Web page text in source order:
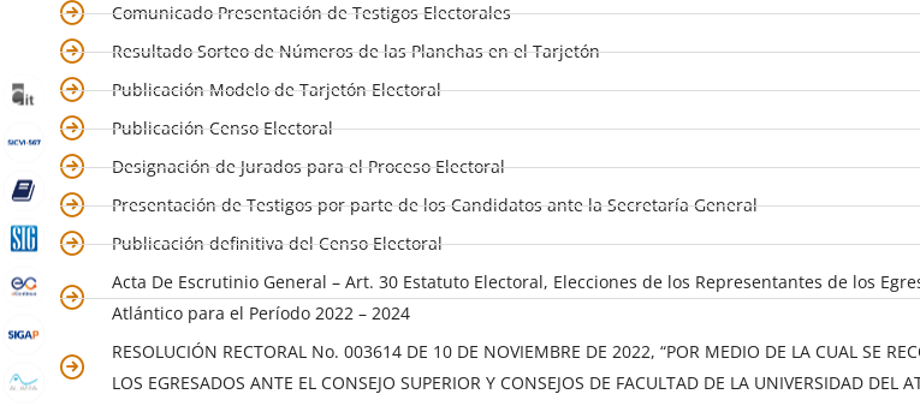
Comunicado Presentación de Testigos Electorales
Resultado Sorteo de Números de las Planchas en el Tarjetón
Publicación Modelo de Tarjetón Electoral
Publicación Censo Electoral
Designación de Jurados para el Proceso Electoral
Presentación de Testigos por parte de los Candidatos ante la Secretaría General
Publicación definitiva del Censo Electoral
Acta De Escrutinio General – Art. 30 Estatuto Electoral, Elecciones de los Representantes de los
Atlántico para el Período 2022 – 2024
RESOLUCIÓN RECTORAL No. 003614 DE 10 DE NOVIEMBRE DE 2022, “POR MEDIO DE LA CUAL SE
LOS EGRESADOS ANTE EL CONSEJO SUPERIOR Y CONSEJOS DE FACULTAD DE LA UNIVERSIDAD DEL